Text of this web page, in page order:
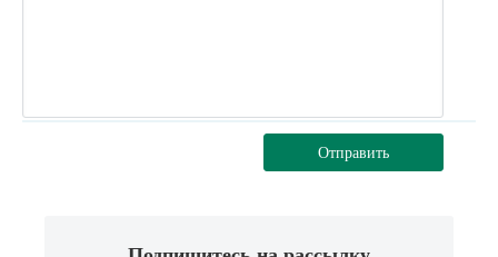
Отправить